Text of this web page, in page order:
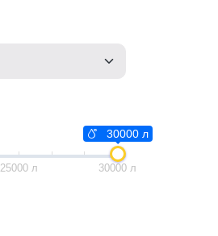
30000 л
25000 л 30000 л